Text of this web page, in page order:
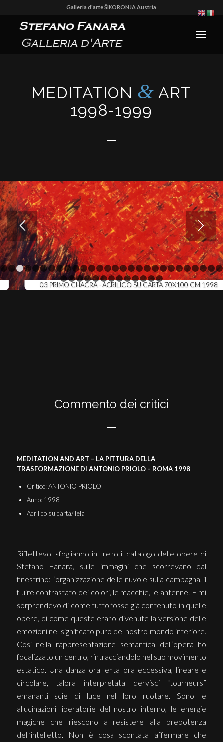
Galleria d'arte ŠIKORONJA Austria
MEDITATION & ART
1998-1999
1 2 3 4 5 6 7 8 9 101112131415161718192021
2930313233343536373839 4041
03 PRIMO CHACRA - ACRILICO SU CARTA 70X100 CM 1998
Commento dei critici
MEDITATION AND ART – LA PITTURA DELLA
TRASFORMAZIONE DI ANTONIO PRIOLO – ROMA 1998
Critico: ANTONIO PRIOLO
Anno: 1998
Acrilico su carta/Tela
Riflettevo, sfogliando in treno il catalogo delle opere di
Stefano Fanara, sulle immagini che scorrevano dal
finestrino: l’organizzazione delle nuvole sulla campagna, il
fluire contrastato dei colori, le macchie, le antenne. E mi
sorprendevo di come tutto fosse già contenuto in quelle
opere, di come queste erano divenute la versione delle
emozioni nel significato puro del nostro mondo interiore.
Così nella rappresentazione semantica dell’opera ho
focalizzato un centro, rintracciandolo nel suo movimento
estatico. Una danza ora lenta ora eccessiva, lineare e
circolare, talora interpretata dervisci “tourneurs”
emananti scie di luce nel loro ruotare. Sono le
allucinazioni liberatorie del nostro interno, le energie
magiche che riescono a resistere alla prepotenza
dell’intelletto. Non è cosa scontata affermare che